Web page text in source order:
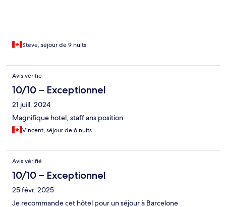
Steve, séjour de 9 nuits
Avis vérifié
10/10 – Exceptionnel
21 juill. 2024
Magnifique hotel, staff ans position
Vincent, séjour de 6 nuits
Avis vérifié
10/10 – Exceptionnel
25 févr. 2025
Je recommande cet hôtel pour un séjour à Barcelone